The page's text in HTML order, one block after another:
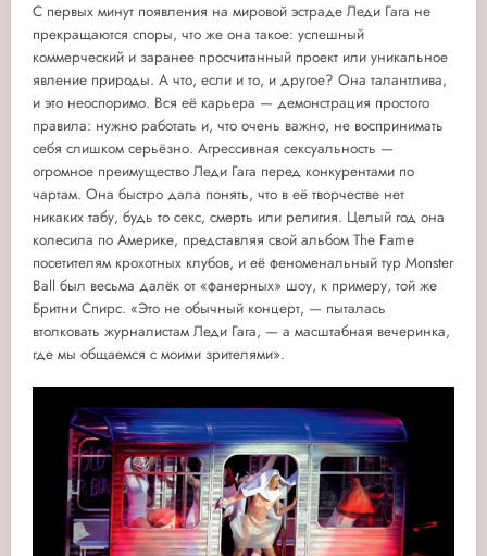
С первых минут появления на мировой эстраде Леди Гага не
прекращаются споры, что же она такое: успешный
коммерческий и заранее просчитанный проект или уникальное
явление природы. А что, если и то, и другое? Она талантлива,
и это неоспоримо. Вся её карьера — демонстрация простого
правила: нужно работать и, что очень важно, не воспринимать
себя слишком серьёзно. Агрессивная сексуальность —
огромное преимущество Леди Гага перед конкурентами по
чартам. Она быстро дала понять, что в её творчестве нет
никаких табу, будь то секс, смерть или религия. Целый год она
колесила по Америке, представляя свой альбом The Fame
посетителям крохотных клубов, и её феноменальный тур Monster
Ball был весьма далёк от «фанерных» шоу, к примеру, той же
Бритни Спирс. «Это не обычный концерт, — пыталась
втолковать журналистам Леди Гага, — а масштабная вечеринка,
где мы общаемся с моими зрителями».